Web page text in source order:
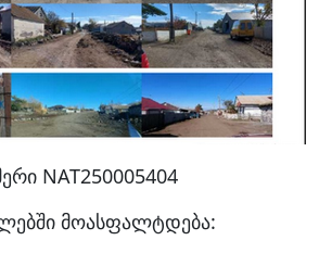
NAT250005404
მოასფალტდება: